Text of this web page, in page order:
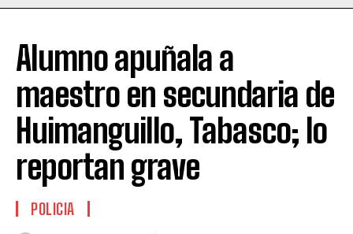
Alumno apuñala a
maestro en secundaria de
Huimanguillo, Tabasco; lo
reportan grave
POLICIA